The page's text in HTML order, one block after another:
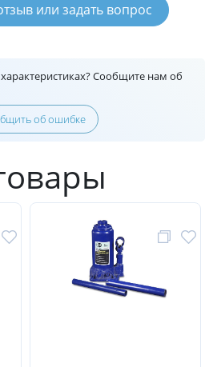
или задать вопрос
Сообщите нам об
об ошибке